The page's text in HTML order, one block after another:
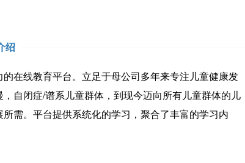
绍
线教育平台。立足于母公司多年来专注儿童健康发
自闭症/谱系儿童群体，到现今迈向所有儿童群体的儿
需。平台提供系统化的学习，聚合了丰富的学习内